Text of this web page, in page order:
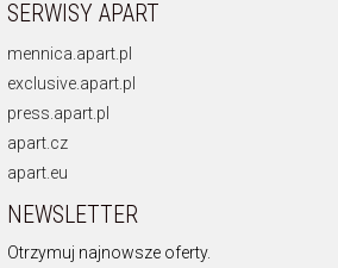
SERWISY APART
mennica.apart.pl
exclusive.apart.pl
press.apart.pl
apart.cz
apart.eu
NEWSLETTER
Otrzymuj najnowsze oferty.